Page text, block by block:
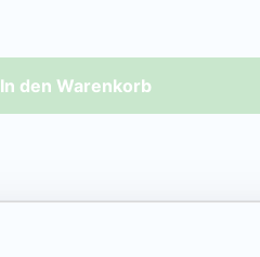
In den Warenkorb